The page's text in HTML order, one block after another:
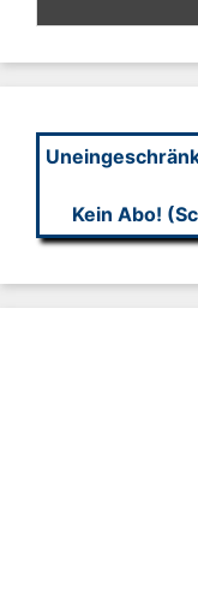
Kein Abo!